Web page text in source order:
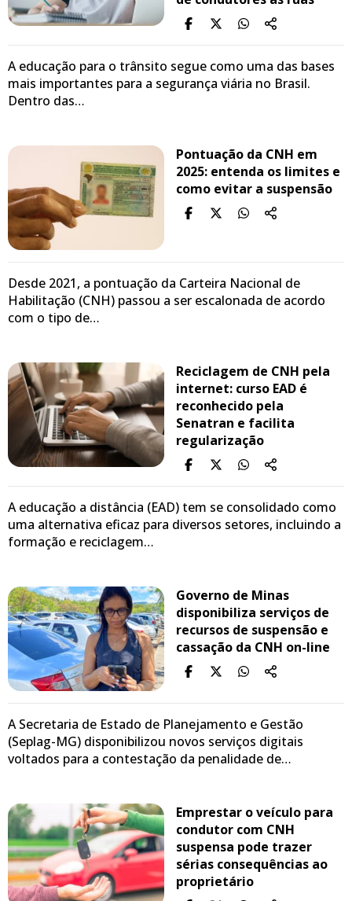
A educação para o trânsito segue como uma das bases
mais importantes para a segurança viária no Brasil.
Dentro das…
Pontuação da CNH em
2025: entenda os limites e
como evitar a suspensão
Desde 2021, a pontuação da Carteira Nacional de
Habilitação (CNH) passou a ser escalonada de acordo
com o tipo de…
Reciclagem de CNH pela
internet: curso EAD é
reconhecido pela
Senatran e facilita
regularização
A educação a distância (EAD) tem se consolidado como
uma alternativa eficaz para diversos setores, incluindo a
formação e reciclagem…
Governo de Minas
disponibiliza serviços de
recursos de suspensão e
cassação da CNH on-line
A Secretaria de Estado de Planejamento e Gestão
(Seplag-MG) disponibilizou novos serviços digitais
voltados para a contestação da penalidade de…
Emprestar o veículo para
condutor com CNH
suspensa pode trazer
sérias consequências ao
proprietário